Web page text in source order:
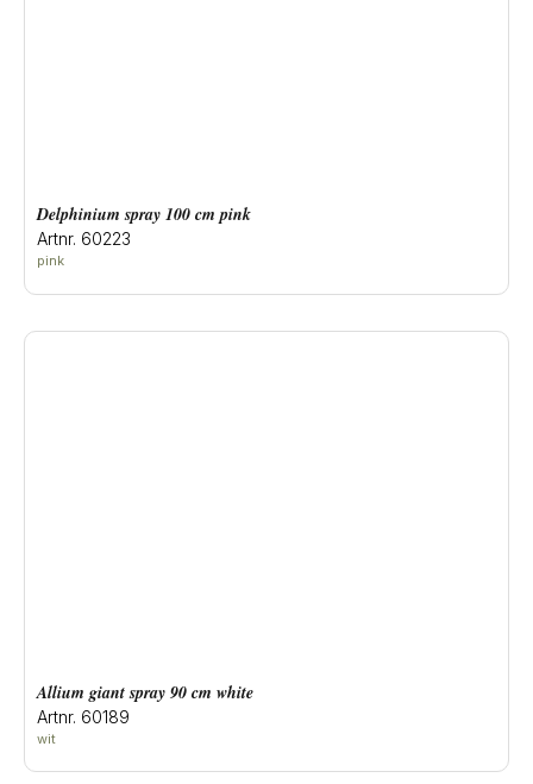
delphinium spray 100 cm pink
Artnr. 60223
pink
allium giant spray 90 cm white
Artnr. 60189
wit